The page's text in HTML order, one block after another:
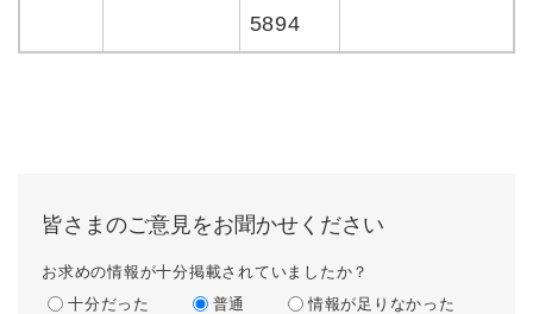
5894
皆さまのご意見をお聞かせください
お求めの情報が十分掲載されていましたか？
十分だった
普通 情報が足りなかった